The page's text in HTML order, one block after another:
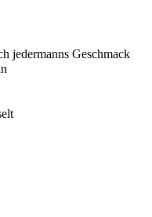
jedermanns Geschmack